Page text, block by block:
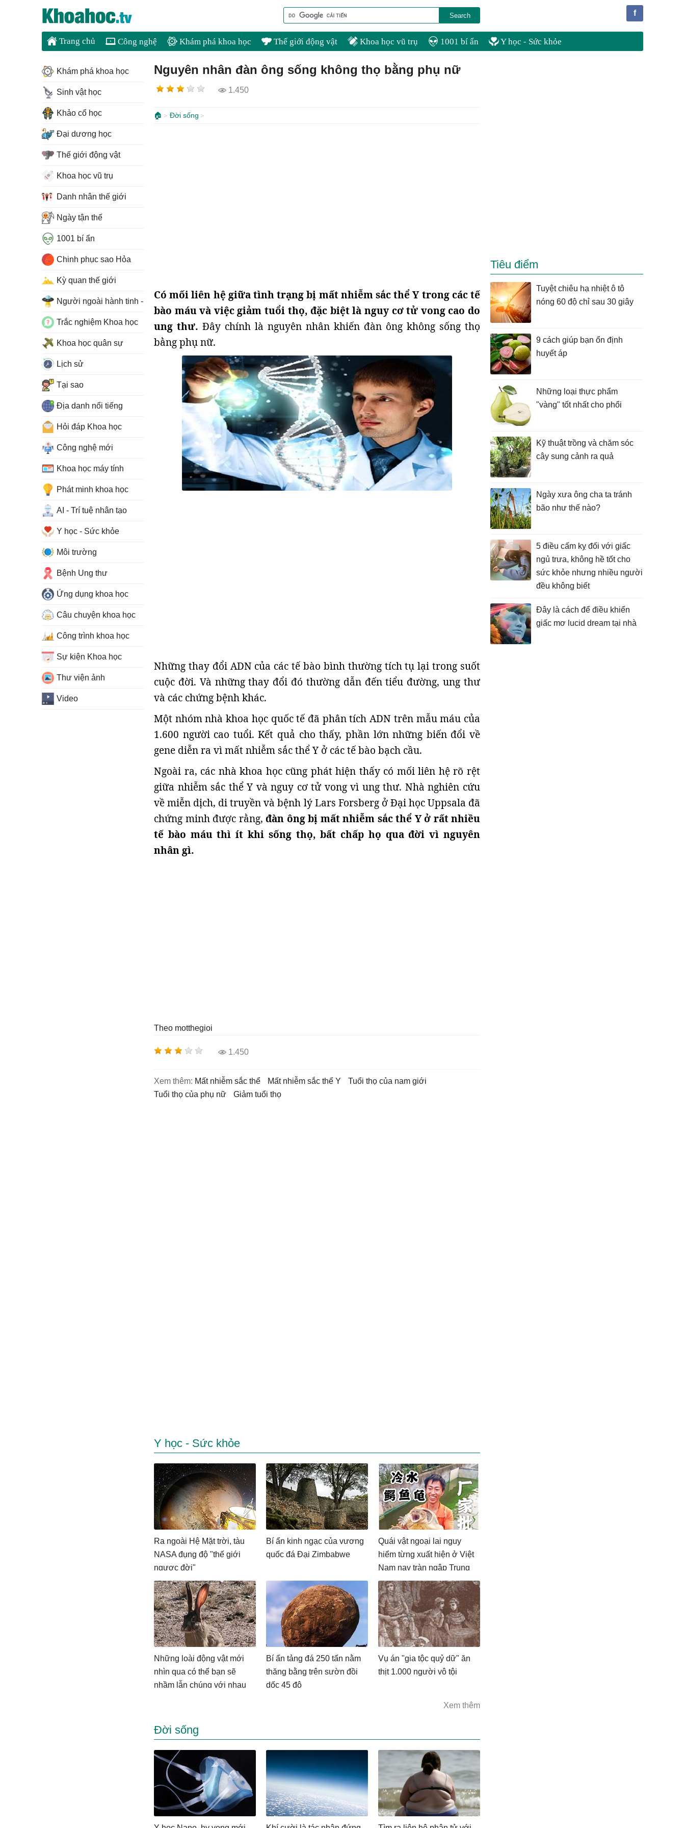
f
Trang chủ Công nghệ Khám phá khoa học Thế giới động vật Khoa học vũ trụ 1001 bí ẩn Y học - Sức khỏe
Nguyên nhân đàn ông sống không thọ bằng phụ nữ
1.450
🏠 Đời sống
Có mối liên hệ giữa tình trạng bị mất nhiễm sắc thể Y trong các tế
bào máu và việc giảm tuổi thọ, đặc biệt là nguy cơ tử vong cao do
ung thư. Đây chính là nguyên nhân khiến đàn ông không sống thọ
bằng phụ nữ.
Những thay đổi ADN của các tế bào bình thường tích tụ lại trong suốt
cuộc đời. Và những thay đổi đó thường dẫn đến tiểu đường, ung thư
và các chứng bệnh khác.
Một nhóm nhà khoa học quốc tế đã phân tích ADN trên mẫu máu của
1.600 người cao tuổi. Kết quả cho thấy, phần lớn những biến đổi về
gene diễn ra vì mất nhiễm sắc thể Y ở các tế bào bạch cầu.
Ngoài ra, các nhà khoa học cũng phát hiện thấy có mối liên hệ rõ rệt
giữa nhiễm sắc thể Y và nguy cơ tử vong vì ung thư. Nhà nghiên cứu
về miễn dịch, di truyền và bệnh lý Lars Forsberg ở Đại học Uppsala đã
chứng minh được rằng, đàn ông bị mất nhiễm sắc thể Y ở rất nhiều
tế bào máu thì ít khi sống thọ, bất chấp họ qua đời vì nguyên
nhân gì.
Theo motthegioi
1.450
Xem thêm: mất nhiễm sắc thể mất nhiễm sắc thể Y
tuổi thọ của nam giới
tuổi thọ của phụ nữ
giảm tuổi thọ
Y học - Sức khỏe
Ra ngoài Hệ Mặt trời, tàu
NASA đụng độ "thế giới
ngược đời"
Bí ẩn kinh ngạc của vương
quốc đá Đại Zimbabwe
Quái vật ngoại lai nguy
hiểm từng xuất hiện ở Việt
Nam nay tràn ngập Trung
Quốc
Những loài động vật mới
nhìn qua có thể bạn sẽ
nhầm lẫn chúng với nhau
Bí ẩn tảng đá 250 tấn nằm
thăng bằng trên sườn đồi
dốc 45 độ
Vụ án "gia tộc quỷ dữ" ăn
thịt 1.000 người vô tội
Xem thêm
Đời sống
Tiêu điểm
Tuyệt chiêu hạ nhiệt ô tô
nóng 60 độ chỉ sau 30 giây
9 cách giúp bạn ổn định
huyết áp
Những loại thực phẩm
"vàng" tốt nhất cho phổi
Kỹ thuật trồng và chăm sóc
cây sung cảnh ra quả
Ngày xưa ông cha ta tránh
bão như thế nào?
5 điều cấm kỵ đối với giấc
ngủ trưa, không hề tốt cho
sức khỏe nhưng nhiều người
đều không biết
Đây là cách để điều khiển
giấc mơ lucid dream tại nhà
Khám phá khoa học
Sinh vật học
Khảo cổ học
Đại dương học
Thế giới động vật
Khoa học vũ trụ
Danh nhân thế giới
Ngày tận thế
1001 bí ẩn
Chinh phục sao Hỏa
Kỳ quan thế giới
Người ngoài hành tinh - UFO
Trắc nghiệm Khoa học
Khoa học quân sự
Lịch sử
Tại sao
Địa danh nổi tiếng
Hỏi đáp Khoa học
Công nghệ mới
Khoa học máy tính
Phát minh khoa học
AI - Trí tuệ nhân tạo
Y học - Sức khỏe
Môi trường
Bệnh Ung thư
Ứng dụng khoa học
Câu chuyện khoa học
Công trình khoa học
Sự kiện Khoa học
Thư viện ảnh
Video